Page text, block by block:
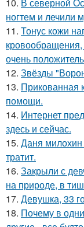
ногтем и лечили
11. Тонус кожи
очень
12. Звёзды
13. Прикованная
помощи.
14. Интернет
здесь и сейчас.
15. Даня милохин
тратит.
16. Закрыли с
на природе, в
17. Девушка, 33
18. Почему в